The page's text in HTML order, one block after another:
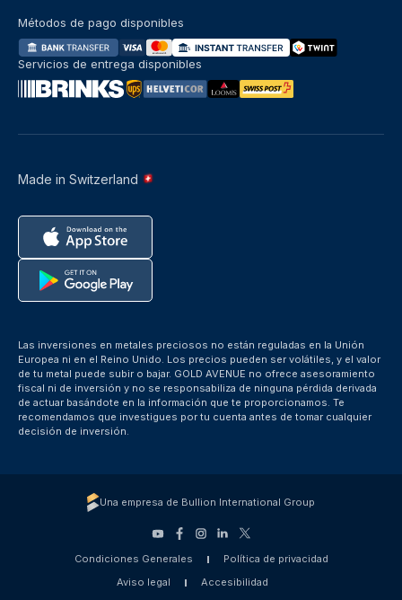
Made in Switzerland
Métodos de pago disponibles
Servicios de entrega disponibles
Las inversiones en metales preciosos no están reguladas en la Unión
Europea ni en el Reino Unido. Los precios pueden ser volátiles, y el valor
de tu metal puede subir o bajar. GOLD AVENUE no ofrece asesoramiento
fiscal ni de inversión y no se responsabiliza de ninguna pérdida derivada
de actuar basándote en la información que te proporcionamos. Te
recomendamos que investigues por tu cuenta antes de tomar cualquier
decisión de inversión.
Una empresa de Bullion International Group
Condiciones Generales
Política de privacidad
Aviso legal
Accesibilidad